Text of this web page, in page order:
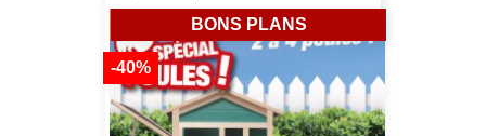
-40%
BONS PLANS